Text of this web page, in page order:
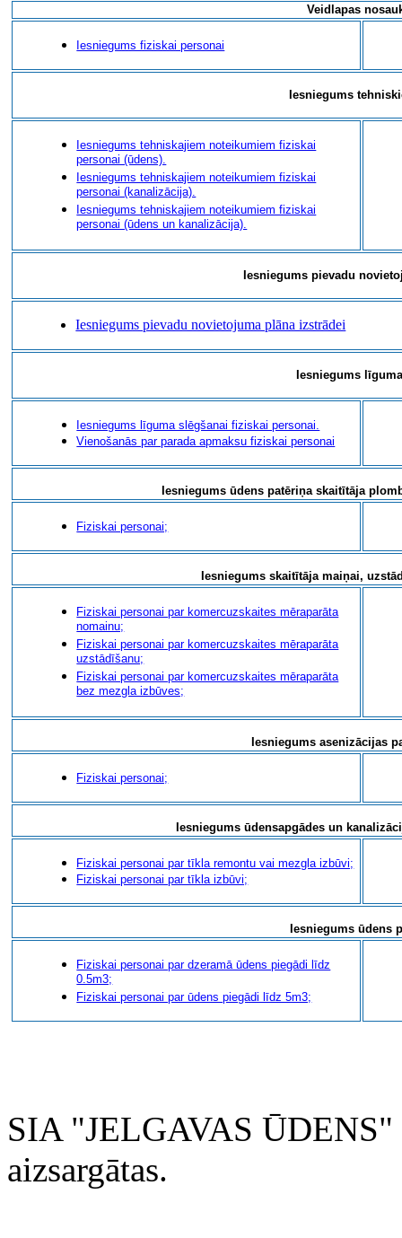
Veidlapas
Iesniegums fiziskai personai
Iesniegums
Iesniegums tehniskajiem noteikumiem fiziskai
personai (ūdens).
Iesniegums tehniskajiem noteikumiem fiziskai
personai (kanalizācija).
Iesniegums tehniskajiem noteikumiem fiziskai
personai (ūdens un kanalizācija).
Iesniegums pievadu
Iesniegums pievadu novietojuma plāna izstrādei
Iesniegums
Iesniegums līguma slēgšanai fiziskai personai.
Vienošanās par parada apmaksu fiziskai personai
Iesniegums ūdens patēriņa skaitītāja
Fiziskai personai;
Iesniegums skaitītāja maiņai,
Fiziskai personai par komercuzskaites mēraparāta
nomainu;
Fiziskai personai par komercuzskaites mēraparāta
uzstādīšanu;
Fiziskai personai par komercuzskaites mēraparāta
bez mezgla izbūves;
Iesniegums asenizācijas
Fiziskai personai;
Iesniegums ūdensapgādes un
Fiziskai personai par tīkla remontu vai mezgla izbūvi;
Fiziskai personai par tīkla izbūvi;
Iesniegums ūdens
Fiziskai personai par dzeramā ūdens piegādi līdz
0.5m3;
Fiziskai personai par ūdens piegādi līdz 5m3;
SIA "JELGAVAS ŪDENS"
aizsargātas.